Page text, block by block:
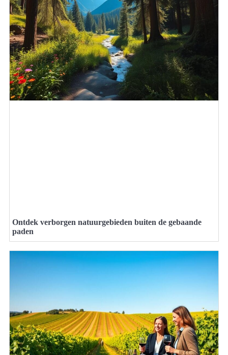
Ontdek verborgen natuurgebieden buiten de gebaande
paden